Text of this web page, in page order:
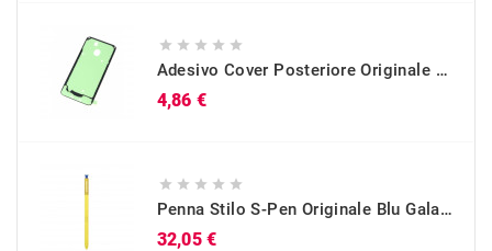
    
Adesivo Cover Posteriore Originale Galaxy A40 (SM-A405)
4,86 €
    
Penna Stilo S-Pen Originale Blu Galaxy Note 9 (SM-N960)
32,05 €